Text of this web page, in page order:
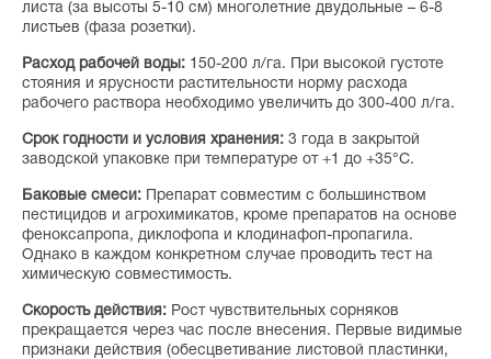
листа (за высоты 5-10 см) многолетние двудольные – 6-8
листьев (фаза розетки).
Расход рабочей воды: 150-200 л/га. При высокой густоте
стояния и ярусности растительности норму расхода
рабочего раствора необходимо увеличить до 300-400 л/га.
Срок годности и условия хранения: 3 года в закрытой
заводской упаковке при температуре от +1 до +35°С.
Баковые смеси: Препарат совместим с большинством
пестицидов и агрохимикатов, кроме препаратов на основе
феноксапропа, диклофопа и клодинафоп-пропагила.
Однако в каждом конкретном случае проводить тест на
химическую совместимость.
Скорость действия: Рост чувствительных сорняков
прекращается через час после внесения. Первые видимые
признаки действия (обесцветивание листовой пластинки,